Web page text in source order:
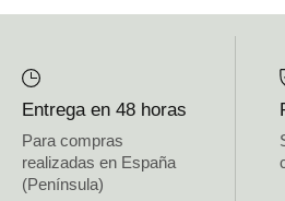
Entrega en 48 horas
Para compras
realizadas en España
(Península)